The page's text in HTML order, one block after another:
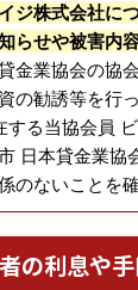
ジ株式会社に
らせや被害内
金業協会の協
の勧誘等を行
する当協会員
日本貸金業協
のないことを
の利息や